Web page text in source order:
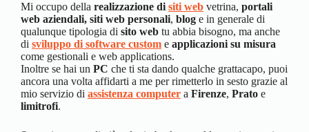
Mi occupo della realizzazione di siti web vetrina, portali
web aziendali, siti web personali, blog e in generale di
qualunque tipologia di sito web tu abbia bisogno, ma anche
di sviluppo di software custom e applicazioni su misura
come gestionali e web applications.
Inoltre se hai un PC che ti sta dando qualche grattacapo, puoi
ancora una volta affidarti a me per rimetterlo in sesto grazie al
mio servizio di assistenza computer a Firenze, Prato e
limitrofi.